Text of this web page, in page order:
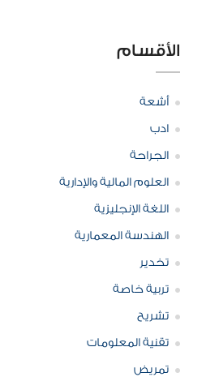
الأقسام
أشعة
ادب
الجراحة
العلوم المالية والإدارية
اللغة الإنجليزية
الهندسة المعمارية
تخدير
تربية خاصة
تشريح
تقنية المعلومات
تمريض